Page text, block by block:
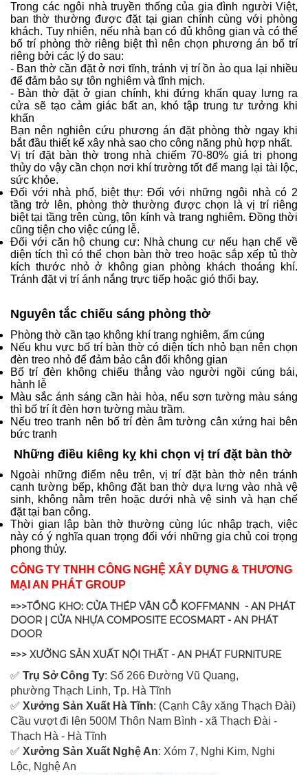
Trong các ngôi nhà truyền thống của gia đình người Việt,
ban thờ thường được đặt tại gian chính cùng với phòng
khách. Tuy nhiên, nếu nhà bạn có đủ không gian và có thể
bố trí phòng thờ riêng biệt thì nên chọn phương án bố trí
riêng bởi các lý do sau:
- Ban thờ cần đặt ở nơi tĩnh, tránh vị trí ồn ào qua lại nhiều
để đảm bảo sự tôn nghiêm và tĩnh mịch.
- Bàn thờ đặt ở gian chính, khi đứng khấn quay lưng ra
cửa sẽ tạo cảm giác bất an, khó tập trung tư tưởng khi
khấn
Bạn nên nghiên cứu phương án đặt phòng thờ ngay khi
bắt đầu thiết kế xây nhà sao cho công năng phù hợp nhất.
Vị trí đặt bàn thờ trong nhà chiếm 70-80% giá trị phong
thủy do vậy cần chọn nơi khí trường tốt để mang lại tài lộc,
sức khỏe.
Đối với nhà phố, biệt thự: Đối với những ngôi nhà có 2
tầng trở lên, phòng thờ thường được chọn là vị trí riêng
biệt tại tầng trên cùng, tôn kính và trang nghiêm. Đồng thời
cũng tiện cho việc cúng lễ.
Đối với căn hộ chung cư: Nhà chung cư nếu hạn chế về
diện tích thì có thể chọn bàn thờ treo hoặc sắp xếp tủ thờ
kích thước nhỏ ở không gian phòng khách thoáng khí.
Tránh đặt vị trí ánh nắng trực tiếp hoặc gió thổi bay.
Nguyên tắc chiếu sáng phòng thờ
Phòng thờ cần tạo không khí trang nghiêm, ấm cúng
Nếu khu vực bố trí bàn thờ có diện tích nhỏ bạn nên chọn
đèn treo nhỏ để đảm bảo cân đối không gian
Bố trí đèn không chiếu thẳng vào người ngồi cúng bái,
hành lễ
Màu sắc ánh sáng cần hài hòa, nếu sơn tường màu sáng
thì bố trí ít đèn hơn tường màu trầm.
Nếu treo tranh nên bố trí đèn âm tường cân xứng hai bên
bức tranh
Những điều kiêng kỵ khi chọn vị trí đặt bàn thờ
Ngoài những điểm nêu trên, vị trí đặt bàn thờ nên tránh
cạnh tường bếp, không đặt ban thờ dựa lưng vào nhà vệ
sinh, không nằm trên hoặc dưới nhà vệ sinh và hạn chế
đặt tại ban công.
Thời gian lập bàn thờ thường cùng lúc nhập trạch, việc
này có ý nghĩa quan trọng đối với những gia chủ coi trọng
phong thủy.
CÔNG TY TNHH CÔNG NGHỆ XÂY DỰNG & THƯƠNG
MẠI AN PHÁT GROUP
=>>TỔNG KHO: CỬA THÉP VÂN GỖ KOFFMANN - AN PHÁT
DOOR | CỬA NHỰA COMPOSITE ECOSMART - AN PHÁT
DOOR
=>> XƯỞNG SẢN XUẤT NỘI THẤT - AN PHÁT FURNITURE
✅ Trụ Sở Công Ty: Số 266 Đường Vũ Quang,
phường Thạch Linh, Tp. Hà Tĩnh
✅ Xưởng Sản Xuất Hà Tĩnh: (Cạnh Cây xăng Thạch Đài)
Cầu vượt đi lên 500M Thôn Nam Bình - xã Thạch Đài -
Thạch Hà - Hà Tĩnh
✅ Xưởng Sản Xuất Nghệ An: Xóm 7, Nghi Kim, Nghi
Lộc, Nghệ An